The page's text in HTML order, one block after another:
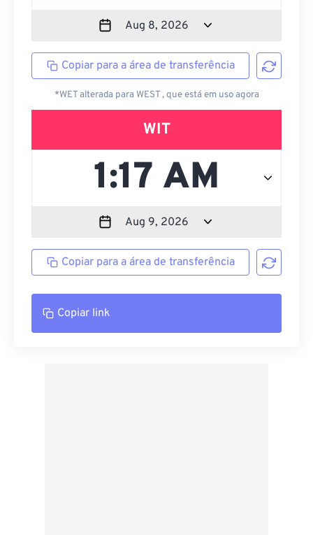
Copiar para a área de transferência
*WET alterada para WEST , que está em uso agora
WIT
Copiar para a área de transferência
Copiar link